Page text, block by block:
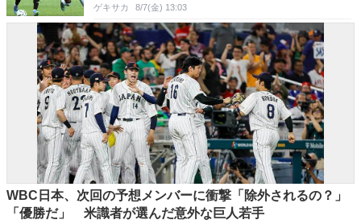
ゲキサカ 8/7(金) 13:03
WBC日本、次回の予想メンバーに衝撃「除外されるの？」
「優勝だ」 米識者が選んだ意外な巨人若手